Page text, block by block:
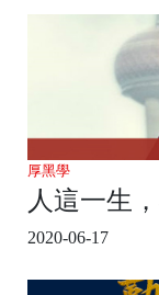
厚黑學
人這一生
2020-06-17